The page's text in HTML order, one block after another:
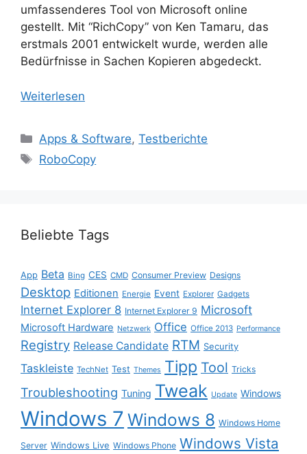
umfassenderes Tool von Microsoft online
gestellt. Mit “RichCopy” von Ken Tamaru, das
erstmals 2001 entwickelt wurde, werden alle
Bedürfnisse in Sachen Kopieren abgedeckt.
Weiterlesen
Kategorien
Apps & Software,Testberichte
Schlagwörter
RoboCopy
Beliebte Tags
App Beta Bing CES CMD Consumer Preview Designs
Desktop Editionen Energie Event Explorer Gadgets
Internet Explorer 8 Internet Explorer 9 Microsoft
Microsoft Hardware Netzwerk Office Office 2013 Performance
Registry Release Candidate RTM Security
Taskleiste TechNet Test Themes Tipp Tool Tricks
Troubleshooting Tuning Tweak Update Windows
Windows 7 Windows 8 Windows Home
Server Windows Live Windows Phone Windows Vista